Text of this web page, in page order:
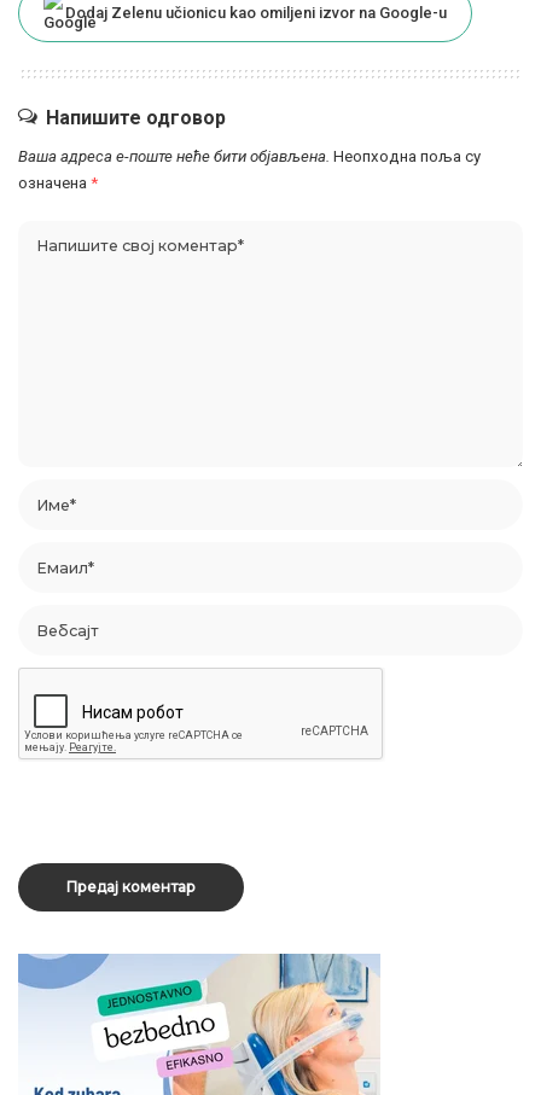
Dodaj Zelenu učionicu kao omiljeni izvor na Google-u
Напишите одговор
Ваша адреса е-поште неће бити објављена. Неопходна поља су
означена *